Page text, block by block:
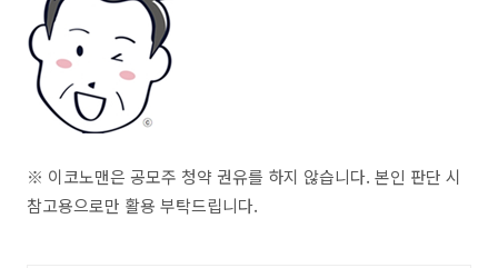
※ 이코노맨은 공모주 청약 권유를 하지 않습니다. 본인 판단 시
참고용으로만 활용 부탁드립니다.